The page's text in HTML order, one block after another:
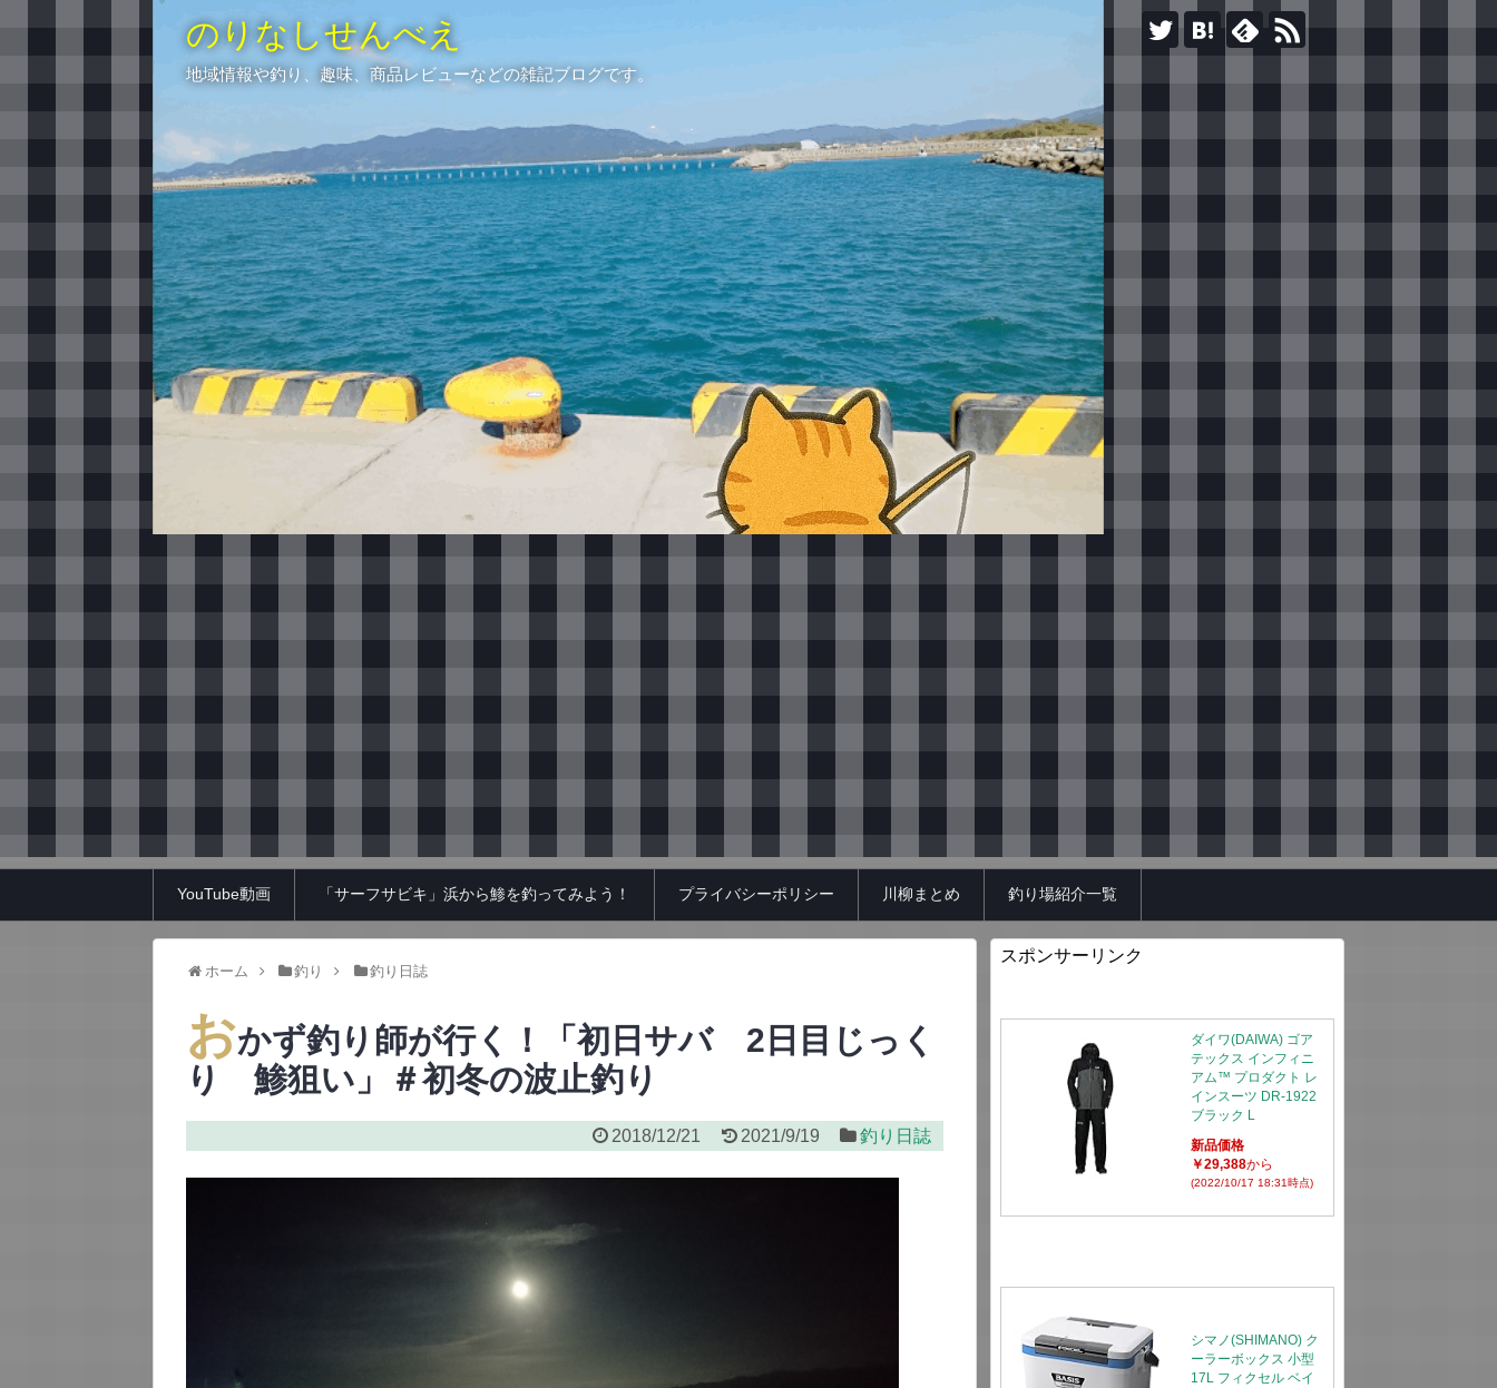
のりなしせんべえ
地域情報や釣り、趣味、商品レビューなどの雑記ブログです。
YouTube動画 「サーフサビキ」浜から鯵を釣ってみよう！ プライバシーポリシー 川柳まとめ 釣り場紹介一覧
ホーム 釣り 釣り日誌
おかず釣り師が行く！「初日サバ 2日目じっく
り 鯵狙い」＃初冬の波止釣り
2018/12/21 2021/9/19 釣り日誌
スポンサーリンク
ダイワ(DAIWA) ゴア
テックス インフィニ
アム™ プロダクト レ
インスーツ DR-1922
ブラック L
新品価格
￥29,388から
(2022/10/17 18:31時点)
シマノ(SHIMANO) ク
ーラーボックス 小型
17L フィクセル ベイ